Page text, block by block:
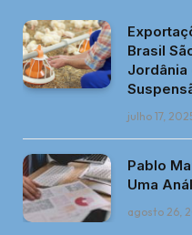
Brasil
Jordânia
julho 17,
Pablo
Uma
agosto 26,